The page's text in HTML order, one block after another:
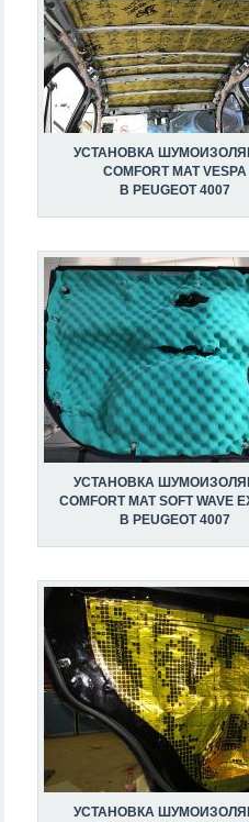
УСТАНОВКА
COMFORT MAT VESPA
В PEUGEOT 4007
УСТАНОВКА
COMFORT MAT SOFT WAVE
В PEUGEOT 4007
УСТАНОВКА